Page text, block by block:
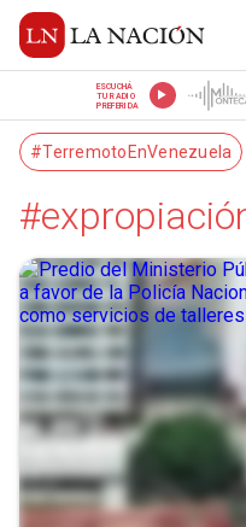
ESCUCHÁ
TU RADIO
PREFERIDA
#TerremotoEnVenezuela